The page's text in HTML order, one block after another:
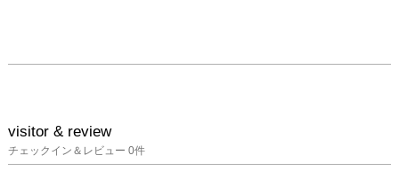
visitor & review
チェックイン＆レビュー 0件